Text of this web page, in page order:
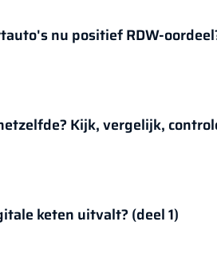
nu positief RDW-
Kijk, vergelijk,
keten uitvalt? (deel 1)